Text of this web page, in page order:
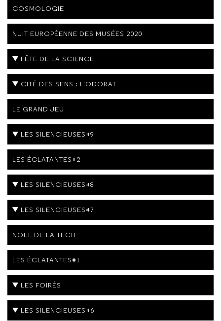
COSMOLOGIE
NUIT EUROPÉENNE DES MUSÉES 2020
FÊTE DE LA SCIENCE
CITÉ DES SENS : L'ODORAT
LE GRAND JEU
LES SILENCIEUSES#9
LES ÉCLATANTES#2
LES SILENCIEUSES#8
LES SILENCIEUSES#7
NOËL DE LA TECH
LES ÉCLATANTES#1
LES FOIRÉS
LES SILENCIEUSES#6